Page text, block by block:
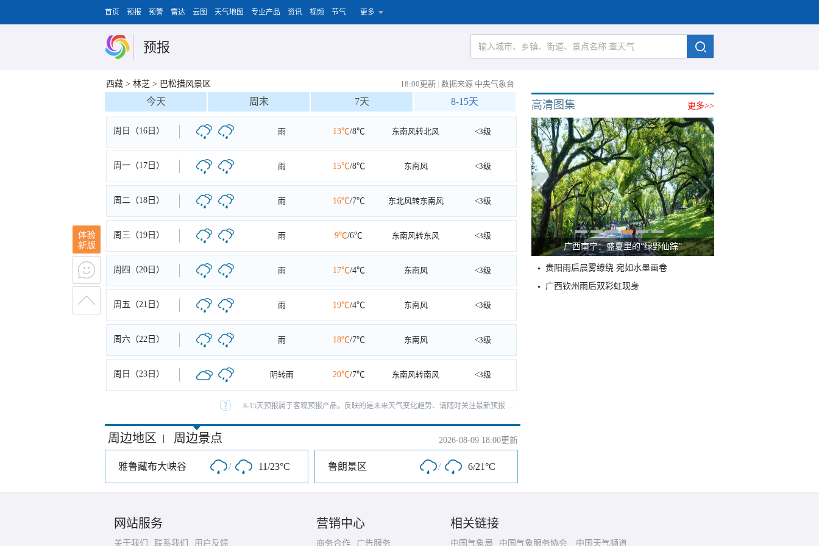
首页 预报 预警 雷达 云图 天气地图 专业产品 资讯 视频 节气 更多
预报
西藏 > 林芝 > 巴松措风景区 18:00更新 | 数据来源 中央气象台
今天 周末 7天 8-15天
周日（16日） 雨 13℃/8℃ 东南风转北风 <3级
周一（17日） 雨 15℃/8℃ 东南风 <3级
周二（18日） 雨 16℃/7℃ 东北风转东南风 <3级
周三（19日） 雨 9℃/6℃ 东南风转东风 <3级
周四（20日） 雨 17℃/4℃ 东南风 <3级
周五（21日） 雨 19℃/4℃ 东南风 <3级
周六（22日） 雨 18℃/7℃ 东南风 <3级
周日（23日） 阴转雨 20℃/7℃ 东南风转南风 <3级
8-15天预报属于客观预报产品，反映的是未来天气变化趋势、请随时关注最新预报.....
周边地区 | 周边景点 2026-08-09 18:00更新
雅鲁藏布大峡谷 / 11/23°C 鲁朗景区 / 6/21°C
更多>>
高清图集
广西南宁：盛夏里的“绿野仙踪”
贵阳雨后晨雾缭绕 宛如水墨画卷
广西钦州雨后双彩虹现身
网站服务
关于我们 联系我们 用户反馈
营销中心
商务合作 广告服务
相关链接
中国气象局 中国气象服务协会 中国天气频道